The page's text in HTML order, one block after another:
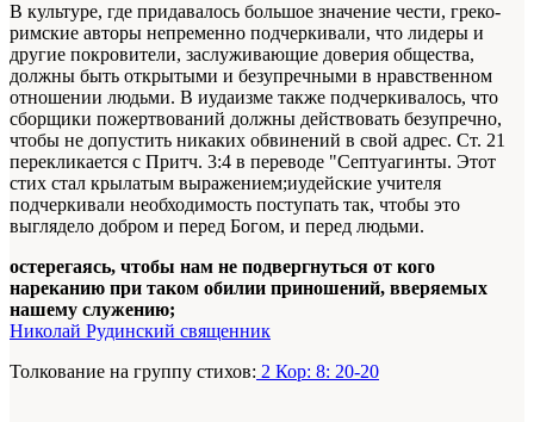
В культуре, где придавалось большое значение чести, греко-
римские авторы непременно подчеркивали, что лидеры и
другие покровители, заслуживающие доверия общества,
должны быть открытыми и безупречными в нравственном
отношении людьми. В иудаизме также подчеркивалось, что
сборщики пожертвований должны действовать безупречно,
чтобы не допустить никаких обвинений в свой адрес. Ст. 21
перекликается с Притч. 3:4 в переводе "Септуагинты. Этот
стих стал крылатым выражением;иудейские учителя
подчеркивали необходимость поступать так, чтобы это
выглядело добром и перед Богом, и перед людьми.
остерегаясь, чтобы нам не подвергнуться от кого
нареканию при таком обилии приношений, вверяемых
нашему служению;
Николай Рудинский священник
Толкование на группу стихов: 2 Кор: 8: 20-20